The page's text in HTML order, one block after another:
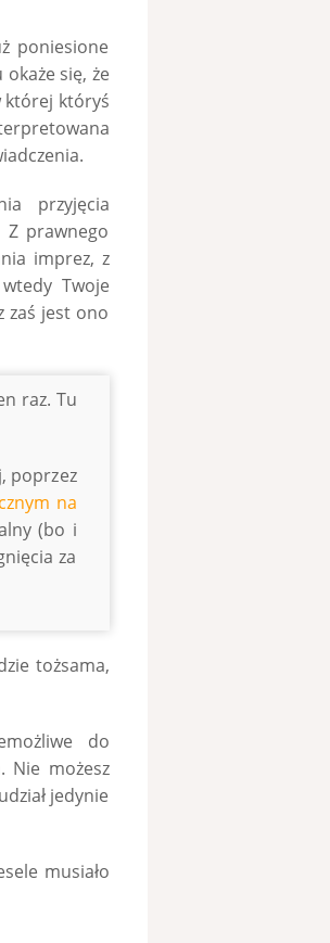
poniesione
się, że
której któryś
przyjęcia
prawnego
imprez, z
Twoje
zaś jest ono
raz. Tu
poprzez
na
(bo i
za
tożsama,
do
Nie możesz
jedynie
musiało